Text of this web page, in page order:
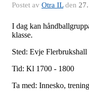
Postet av Otra ILden
I dag kan
klasse.
Sted: Evje
Tid: Kl 1700 - 1800
Ta med: Innesko,